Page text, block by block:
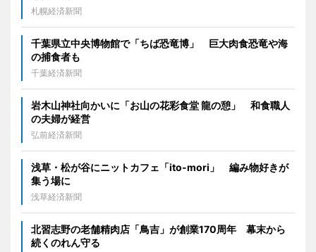
札幌経済新聞
千葉県立中央博物館で「ちば恐竜博」 巨大肉食恐竜や海
の捕食者も
千葉経済新聞
岩木山神社向かいに「お山の花彩食堂 龍の憩」 和食職人
の夫婦が経営
弘前経済新聞
浅草・松が谷にニットカフェ「ito-mori」 編み物好きが
集う場に
浅草経済新聞
北習志野の老舗精肉店「鳥吉」が創業170周年 幕末から
続くのれん守る